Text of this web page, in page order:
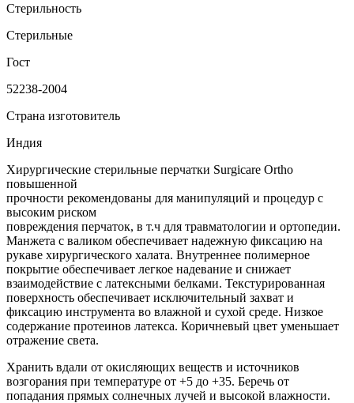
Стерильность
Стерильные
Гост
52238-2004
Страна изготовитель
Индия
Хирургические стерильные перчатки Surgicare Ortho
повышенной
прочности рекомендованы для манипуляций и процедур с
высоким риском
повреждения перчаток, в т.ч для травматологии и ортопедии.
Манжета с валиком обеспечивает надежную фиксацию на
рукаве хирургического халата. Внутреннее полимерное
покрытие обеспечивает легкое надевание и снижает
взаимодействие с латексными белками. Текстурированная
поверхность обеспечивает исключительный захват и
фиксацию инструмента во влажной и сухой среде. Низкое
содержание протеинов латекса. Коричневый цвет уменьшает
отражение света.
Хранить вдали от окисляющих веществ и источников
возгорания при температуре от +5 до +35. Беречь от
попадания прямых солнечных лучей и высокой влажности.